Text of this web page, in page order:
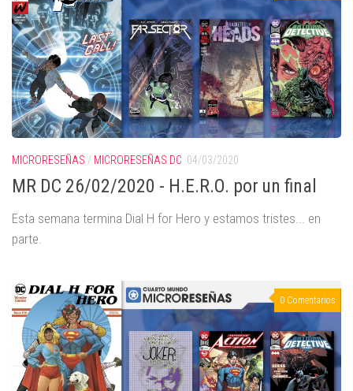
MICRORESEÑAS / MICRORESEÑAS DC 04/03/2020
MR DC 26/02/2020 - H.E.R.O. por un final
Esta semana termina Dial H for Hero y estamos tristes... en
parte.
0 Comentarios